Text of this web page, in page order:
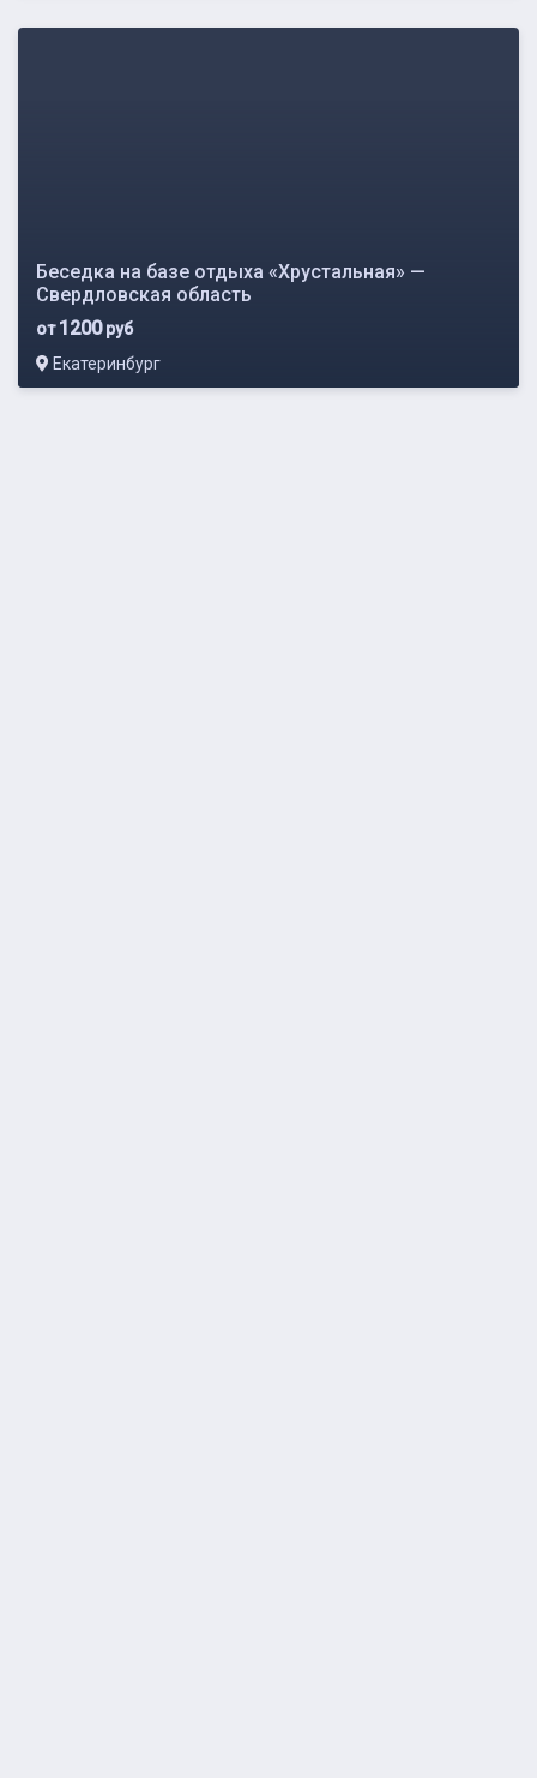
Беседка на базе отдыха «Хрустальная» —
Свердловская область
от1200руб
Екатеринбург